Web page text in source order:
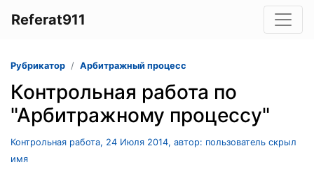
Referat911
Рубрикатор Арбитражный процесс
Контрольная работа по
"Арбитражному процессу"
Контрольная работа, 24 Июля 2014, автор: пользователь скрыл
имя